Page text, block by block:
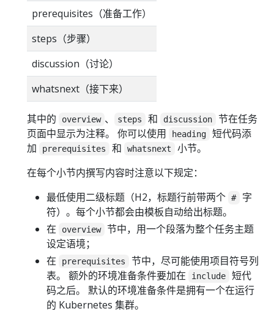
prerequisites（准备工作）
steps（步骤）
discussion（讨论）
whatsnext（接下来）
其中的 overview 、 steps 和 discussion
节在任务
页面中显示为注释。 你可以使用
heading
短代码添
加
prerequisites 和 whatsnext
小节。
在每个小节内撰写内容时注意以下规定：
最低使用二级标题（H2，标题行前带两个 #
字
符）。每个小节都会由模板自动给出标题。
在
overview 节中，用一个段落为整个任务主题
设定语境；
在
prerequisites
节中，尽可能使用项目符号列
表。 额外的环境准备条件要加在
include
短代
码之后。 默认的环境准备条件是拥有一个在运行
的 Kubernetes 集群。